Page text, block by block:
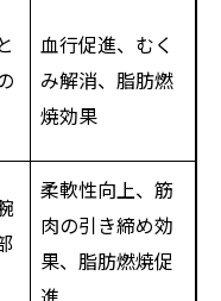
血行促進、むく
み解消、脂肪燃
焼効果
柔軟性向上、筋
肉の引き締め効
果、脂肪燃焼促